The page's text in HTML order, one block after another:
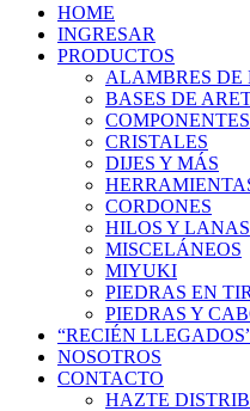
HOME
INGRESAR
PRODUCTOS
ALAMBRES DE
BASES DE
CRISTALES
DIJES Y MÁS
CORDONES
HILOS Y LANAS
MISCELÁNEOS
MIYUKI
PIEDRAS EN
PIEDRAS Y
“RECIÉN
NOSOTROS
CONTACTO
HAZTE